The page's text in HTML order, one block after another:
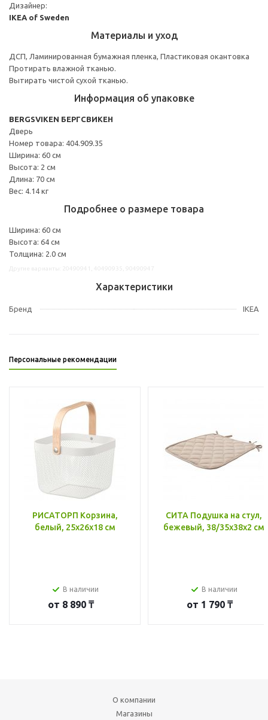
Дизайнер:
IKEA of Sweden
Материалы и уход
ДСП, Ламинированная бумажная пленка, Пластиковая окантовка
Протирать влажной тканью.
Вытирать чистой сухой тканью.
Информация об упаковке
BERGSVIKEN БЕРГСВИКЕН
Дверь
Номер товара: 404.909.35
Ширина: 60 см
Высота: 2 см
Длина: 70 см
Вес: 4.14 кг
Подробнее о размере товара
Ширина: 60 см
Высота: 64 см
Толщина: 2.0 см
Характеристики
Бренд IKEA
Персональные рекомендации
РИСАТОРП Корзина,
белый, 25x26x18 см
В наличии
от 8 890 ₸
СИТА Подушка на стул,
бежевый, 38/35x38x2 см
В наличии
от 1 790 ₸
О компании
Магазины